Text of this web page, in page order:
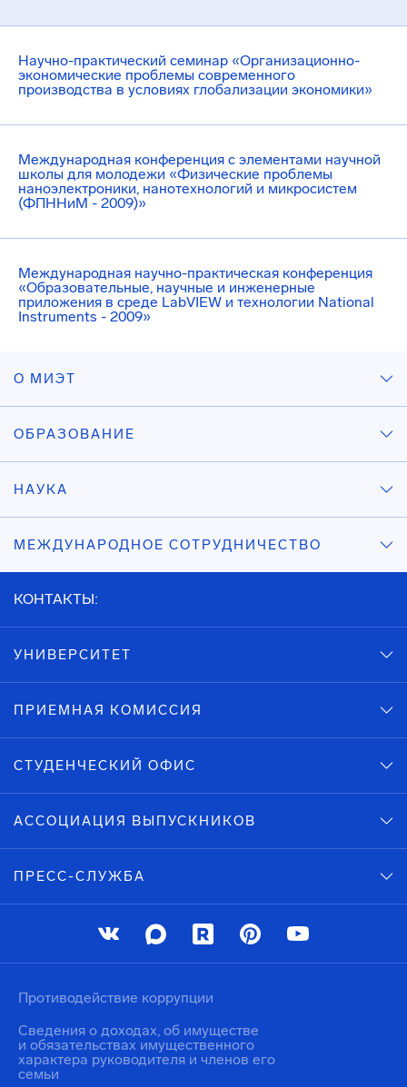
Научно-практический семинар «Организационно-
экономические проблемы современного
производства в условиях глобализации экономики»
Международная конференция с элементами научной
школы для молодежи «Физические проблемы
наноэлектроники, нанотехнологий и микросистем
(ФПННиМ - 2009)»
Международная научно-практическая конференция
«Образовательные, научные и инженерные
приложения в среде LabVIEW и технологии National
Instruments - 2009»
О МИЭТ
ОБРАЗОВАНИЕ
НАУКА
МЕЖДУНАРОДНОЕ СОТРУДНИЧЕСТВО
КОНТАКТЫ:
УНИВЕРСИТЕТ
ПРИЕМНАЯ КОМИССИЯ
СТУДЕНЧЕСКИЙ ОФИС
АССОЦИАЦИЯ ВЫПУСКНИКОВ
ПРЕСС-СЛУЖБА
Противодействие коррупции
Сведения о доходах, об имуществе
и обязательствах имущественного
характера руководителя и членов его
семьи